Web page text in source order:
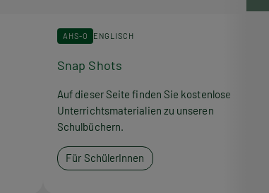
AHS-O ENGLISCH
Snap Shots
Auf dieser Seite finden Sie kostenlose
Unterrichtsmaterialien zu unseren
Schulbüchern.
Für SchülerInnen